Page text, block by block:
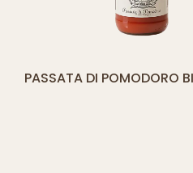
AGGIUNGI
PASSATA DI POMODORO